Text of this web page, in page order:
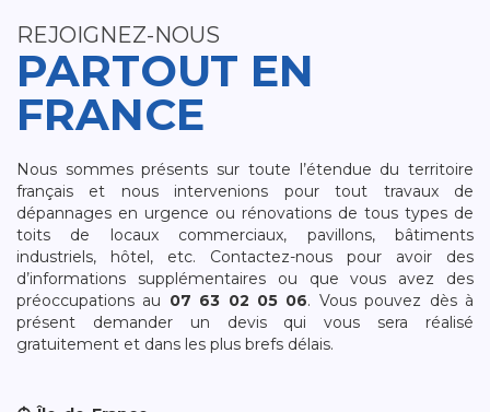
REJOIGNEZ-NOUS
PARTOUT EN
FRANCE
Nous sommes présents sur toute l’étendue du territoire
français et nous intervenions pour tout travaux de
dépannages en urgence ou rénovations de tous types de
toits de locaux commerciaux, pavillons, bâtiments
industriels, hôtel, etc. Contactez-nous pour avoir des
d’informations supplémentaires ou que vous avez des
préoccupations au 07 63 02 05 06. Vous pouvez dès à
présent demander un devis qui vous sera réalisé
gratuitement et dans les plus brefs délais.